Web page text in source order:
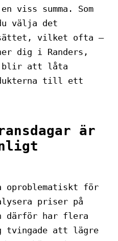
viss summa. Som
välja det
vilket ofta –
dig i Randers,
blir att låta
till ett
är
oproblematiskt för
priser på
därför har flera
tvingade att lägre